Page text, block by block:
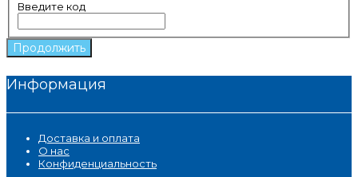
Введите код
Продолжить
Информация
Доставка и оплата
О нас
Конфиденциальность